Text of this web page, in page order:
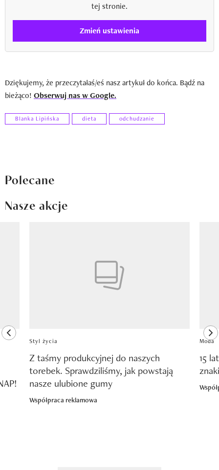
tej stronie.
Zmień ustawienia
Dziękujemy, że przeczytałaś/eś nasz artykuł do końca. Bądź na
bieżąco! Obserwuj nas w Google.
Blanka Lipińska dieta odchudzanie
Polecane
Nasze akcje
previous element
Styl życia
Z taśmy produkcyjnej do naszych
torebek. Sprawdziliśmy, jak powstają
nasze ulubione gumy
Współpraca reklamowa
Moda
15